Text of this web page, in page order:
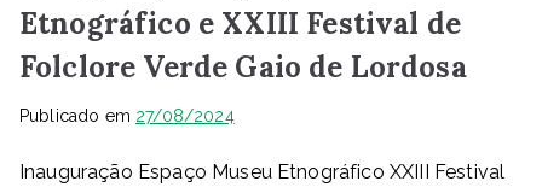
Etnográfico e XXIII Festival de
Folclore Verde Gaio de Lordosa
Publicado em 27/08/2024
Inauguração Espaço Museu Etnográfico XXIII Festival